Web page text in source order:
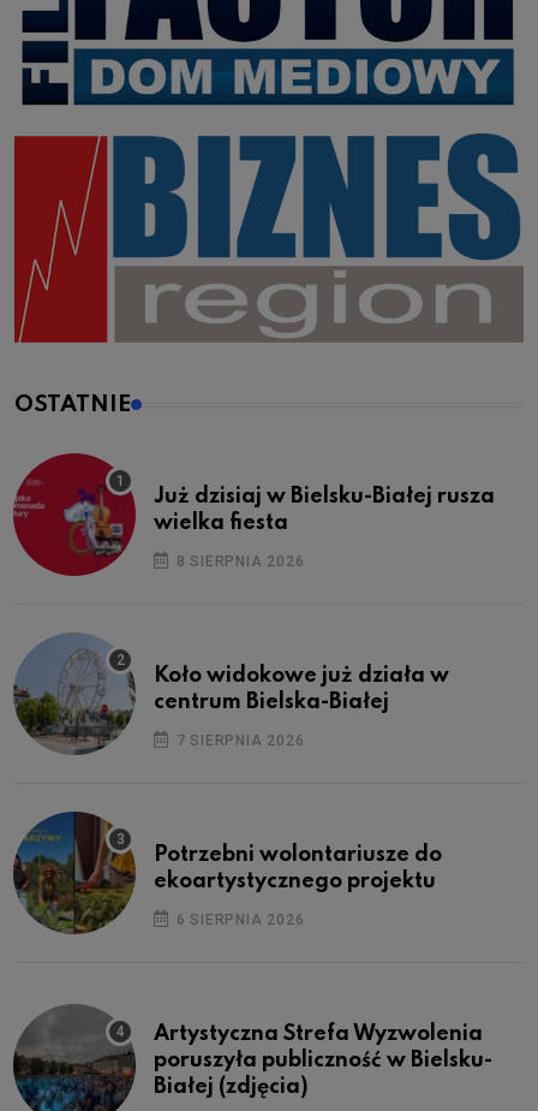
OSTATNIE
Już dzisiaj w Bielsku-Białej rusza
wielka fiesta
8 SIERPNIA 2026
Koło widokowe już działa w
centrum Bielska-Białej
7 SIERPNIA 2026
Potrzebni wolontariusze do
ekoartystycznego projektu
6 SIERPNIA 2026
Artystyczna Strefa Wyzwolenia
poruszyła publiczność w Bielsku-
Białej (zdjęcia)